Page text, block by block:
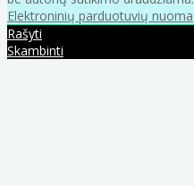
Elektroninių parduotuvių nuoma
Rašyti
Skambinti